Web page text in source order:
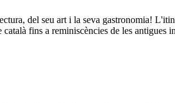
del seu art i la seva gastronomia!
fins a reminiscències de les antigues